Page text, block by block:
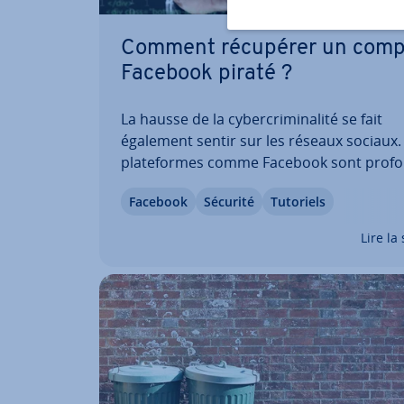
Comment récupérer un
Facebook piraté ?
La hausse de la cy­ber­cri­mi­na­lité se fait
également sentir sur les réseaux sociaux.
pla­te­formes comme Facebook sont
nel et, en raison de la grande quantité de
Facebook Sécurité Tutoriels
Lire la